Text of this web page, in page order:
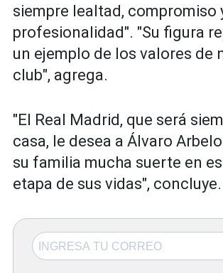
siempre lealtad, compromiso
profesionalidad". "Su figura
un ejemplo de los valores de
club", agrega.
"El Real Madrid, que será
casa, le desea a Álvaro
su familia mucha suerte en
etapa de sus vidas", concluye.